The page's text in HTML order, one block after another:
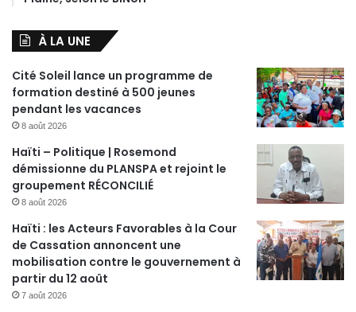
À LA UNE
Cité Soleil lance un programme de
formation destiné à 500 jeunes
pendant les vacances
8 août 2026
Haïti – Politique | Rosemond
démissionne du PLANSPA et rejoint le
groupement RÉCONCILIÉ
8 août 2026
Haïti : les Acteurs Favorables à la Cour
de Cassation annoncent une
mobilisation contre le gouvernement à
partir du 12 août
7 août 2026